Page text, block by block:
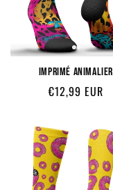
IMPRIMÉ ANIMALIER
Prix
€12,99 EUR